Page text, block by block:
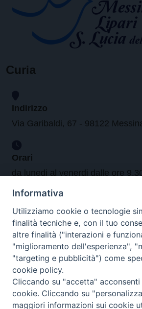
Curia
Indirizzo
Via Garibaldi, 67 - 98122
Orari
da lunedi al venerdi dalle ore
Contatti
Tel. 090.6684111 - Fax.
arcivescovo.messina@tin.it
Canali social
Informativa
Utilizziamo cookie o tecnologie
finalità tecniche e, con il tuo
altre finalità ("interazioni e
"miglioramento dell'esperienza",
"targeting e pubblicità") come
cookie policy.
Cliccando su "accetta"
cookie. Cliccando su
maggiori informazioni sui cookie